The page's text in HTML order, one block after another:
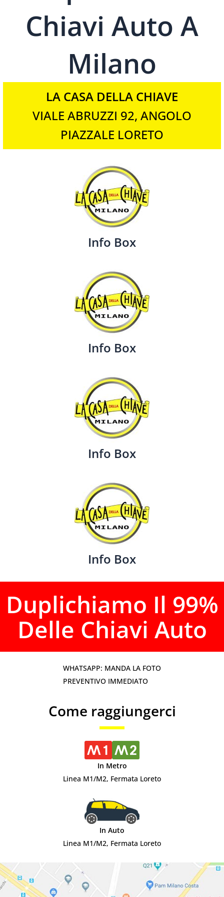
Chiavi Auto A
Milano
LA CASA DELLA CHIAVE
VIALE ABRUZZI 92, ANGOLO
PIAZZALE LORETO
Info Box
Info Box
Info Box
Info Box
Duplichiamo Il 99%
Delle Chiavi Auto
WHATSAPP: MANDA LA FOTO
PREVENTIVO IMMEDIATO
Come raggiungerci
In Metro
Linea M1/M2, Fermata Loreto
In Auto
Linea M1/M2, Fermata Loreto